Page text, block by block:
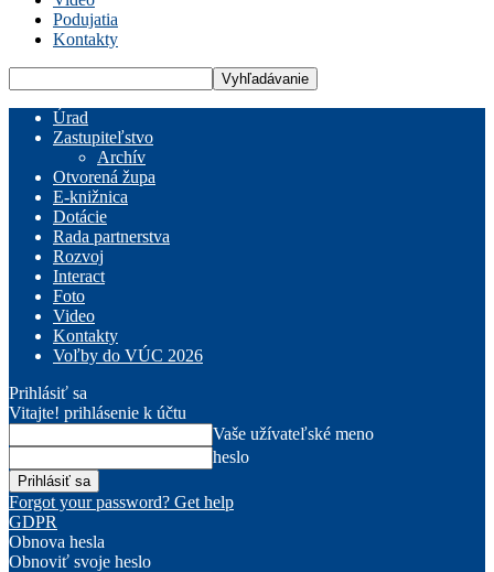
Podujatia
Kontakty
Úrad
Zastupiteľstvo
Archív
Otvorená župa
E-knižnica
Dotácie
Rada partnerstva
Rozvoj
Interact
Foto
Video
Kontakty
Voľby do VÚC 2026
Prihlásiť sa
Vitajte! prihlásenie k účtu
Vaše užívateľské meno
heslo
Forgot your password? Get help
GDPR
Obnova hesla
Obnoviť svoje heslo